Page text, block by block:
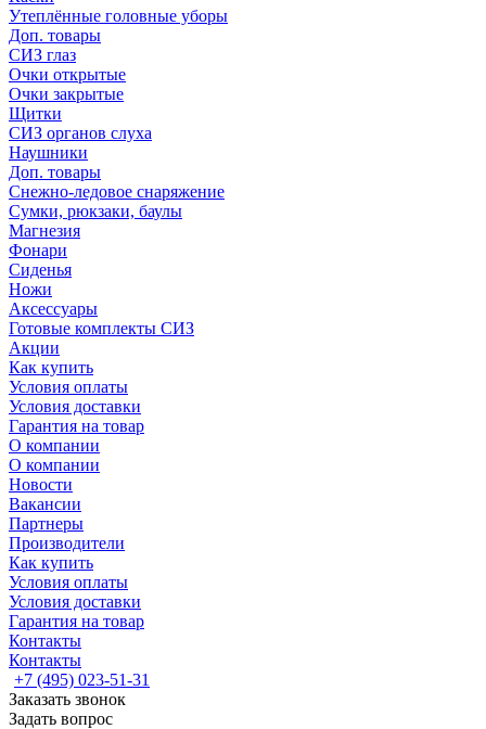
Утеплённые головные уборы
Доп. товары
СИЗ глаз
Очки открытые
Очки закрытые
Щитки
СИЗ органов слуха
Наушники
Доп. товары
Снежно-ледовое снаряжение
Сумки, рюкзаки, баулы
Магнезия
Фонари
Сиденья
Ножи
Аксессуары
Готовые комплекты СИЗ
Акции
Как купить
Условия оплаты
Условия доставки
Гарантия на товар
О компании
О компании
Новости
Вакансии
Партнеры
Производители
Как купить
Условия оплаты
Условия доставки
Гарантия на товар
Контакты
Контакты
+7 (495) 023-51-31
Заказать звонок
Задать вопрос